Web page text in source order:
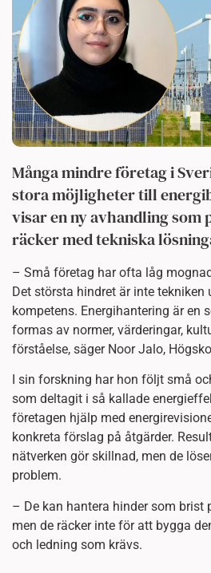
Många mindre företag i
stora möjligheter till
visar en ny avhandling som
räcker med tekniska
– Små företag har ofta låg
Det största hindret är inte tekniken
kompetens. Energihantering är en
formas av normer, värderingar,
förståelse, säger Noor Jalo,
I sin forskning har hon följt små
som deltagit i så kallade
företagen hjälp med
konkreta förslag på åtgärder.
nätverken gör skillnad, men de
problem.
– De kan hantera hinder som brist
men de räcker inte för att bygga
och ledning som krävs.